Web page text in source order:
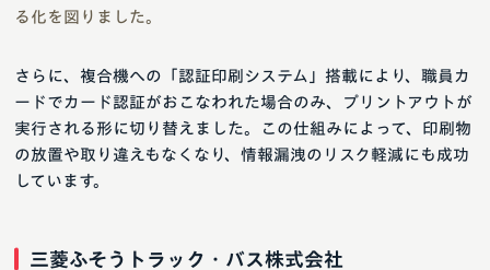
る化を図りました。
さらに、複合機への「認証印刷システム」搭載により、職員カ
ードでカード認証がおこなわれた場合のみ、プリントアウトが
実行される形に切り替えました。この仕組みによって、印刷物
の放置や取り違えもなくなり、情報漏洩のリスク軽減にも成功
しています。
三菱ふそうトラック・バス株式会社